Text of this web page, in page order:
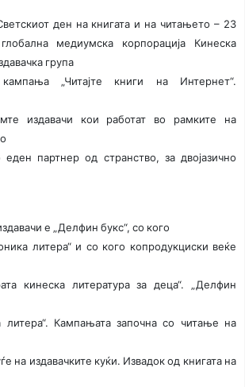
ден на книгата и на читањето – 23
медиумска корпорација Кинеска
група
„Читајте книги на Интернет“.
издавачи кои работат во рамките на
партнер од странство, за двојазично
е „Делфин букс“, со кого
литера“ и со кого копродукциски веќе
кинеска литература за деца“. „Делфин
литера“. Кампањата започна со читање на
на издавачките куќи. Извадок од книгата на